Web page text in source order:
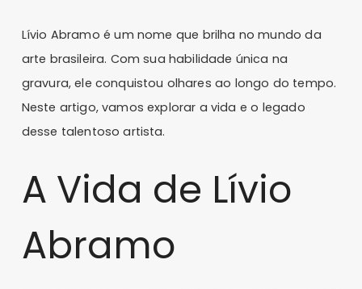
Lívio Abramo é um nome que brilha no mundo da
arte brasileira. Com sua habilidade única na
gravura, ele conquistou olhares ao longo do tempo.
Neste artigo, vamos explorar a vida e o legado
desse talentoso artista.
A Vida de Lívio
Abramo